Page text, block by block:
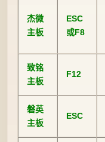
杰微
主板
ESC
或F8
致铭
主板
F12
磐英
主板
ESC